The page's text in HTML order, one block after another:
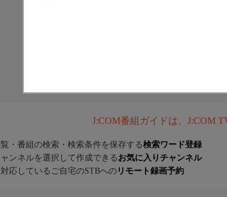
J:COM番組ガイドは、J:COM
・番組の検索・検索条件を保存する検索ワード登録
ンネルを選択して作成できる お気に入りチャンネル
応しているご自宅のSTBへの リモート録画予約